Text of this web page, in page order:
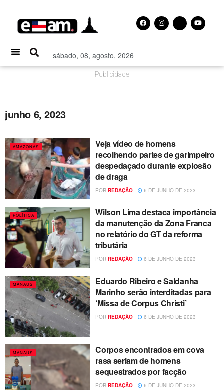
sábado, 08, agosto, 2026
Publicidade
junho 6, 2023
AMAZONAS
Veja vídeo de homens
recolhendo partes de garimpeiro
despedaçado durante explosão
de draga
POR REDAÇÃO 6 DE JUNHO DE 2023
POLÍTICA
Wilson Lima destaca importância
da manutenção da Zona Franca
no relatório do GT da reforma
tributária
POR REDAÇÃO 6 DE JUNHO DE 2023
MANAUS
Eduardo Ribeiro e Saldanha
Marinho serão interditadas para
‘Missa de Corpus Christi’
POR REDAÇÃO 6 DE JUNHO DE 2023
MANAUS
Corpos encontrados em cova
rasa seriam de homens
sequestrados por facção
POR REDAÇÃO 6 DE JUNHO DE 2023